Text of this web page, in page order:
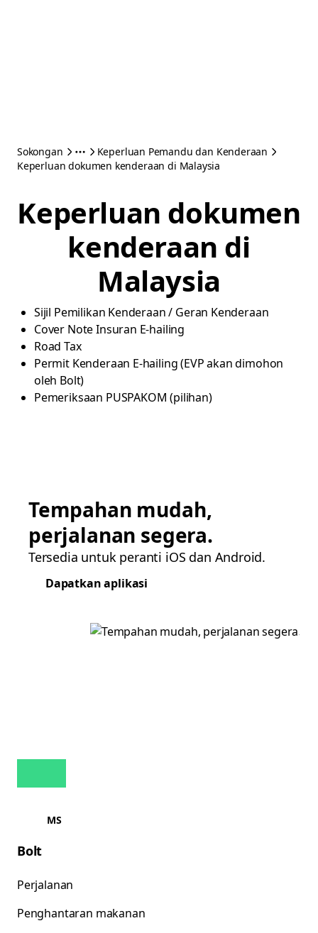
Sokongan
Keperluan Pemandu dan Kenderaan
Keperluan dokumen kenderaan di Malaysia
Keperluan dokumen
kenderaan di
Malaysia
Sijil Pemilikan Kenderaan / Geran Kenderaan
Cover Note Insuran E-hailing
Road Tax
Permit Kenderaan E-hailing (EVP akan dimohon
oleh Bolt)
Pemeriksaan PUSPAKOM (pilihan)
Tempahan mudah,
perjalanan segera.
Tersedia untuk peranti iOS dan Android.
Dapatkan aplikasi
MS
Bolt
Perjalanan
Penghantaran makanan